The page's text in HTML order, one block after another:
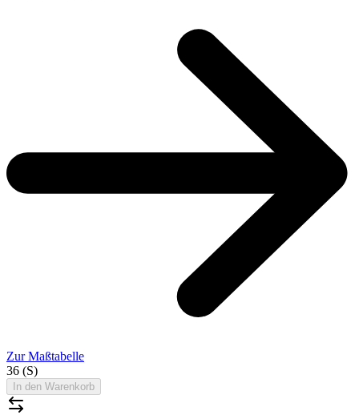
Zur Maßtabelle
36 (S)
In den Warenkorb